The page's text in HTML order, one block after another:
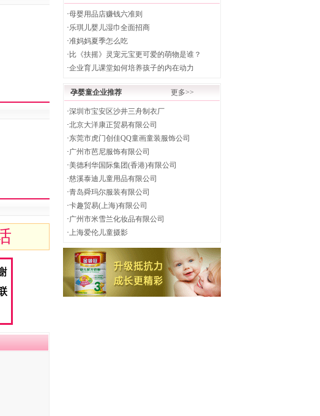
·母婴用品店赚钱六准则
·乐琪儿婴儿湿巾全面招商
·准妈妈夏季怎么吃
· 比《扶摇》灵宠元宝更可爱的萌物是谁？
·企业育儿课堂如何培养孩子的内在动力
孕婴童企业推荐 更多>>
·深圳市宝安区沙井三舟制衣厂
·北京大洋康正贸易有限公司
·东莞市虎门创佳QQ童画童装服饰公司
·广州市芭尼服饰有限公司
·美德利华国际集团(香港)有限公司
·慈溪泰迪儿童用品有限公司
·青岛舜玛尔服装有限公司
·卡趣贸易(上海)有限公司
·广州市米雪兰化妆品有限公司
·上海爱伦儿童摄影